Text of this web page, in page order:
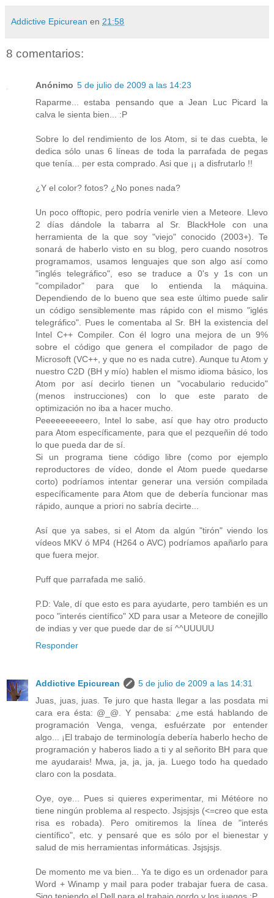
Addictive Epicurean en 21:58
8 comentarios:
Anónimo 5 de julio de 2009 a las 14:23
Raparme... estaba pensando que a Jean Luc Picard la
calva le sienta bien... :P
Sobre lo del rendimiento de los Atom, si te das cuebta, le
dedica sólo unas 6 líneas de toda la parrafada de pegas
que tenía... per esta comprado. Asi que ¡¡ a disfrutarlo !!
¿Y el color? fotos? ¿No pones nada?
Un poco offtopic, pero podría venirle vien a Meteore. Llevo
2 días dándole la tabarra al Sr. BlackHole con una
herramienta de la que soy "viejo" conocido (2003+). Te
sonará de haberlo visto en su blog, pero cuando nosotros
programamos, usamos lenguajes que son algo así como
"inglés telegráfico", eso se traduce a 0's y 1s con un
"compilador" para que lo entienda la máquina.
Dependiendo de lo bueno que sea este último puede salir
un código sensiblemente mas rápido con el mismo "iglés
telegráfico". Pues le comentaba al Sr. BH la existencia del
Intel C++ Compiler. Con él logro una mejora de un 9%
sobre el código que genera el compilador de pago de
Microsoft (VC++, y que no es nada cutre). Aunque tu Atom y
nuestro C2D (BH y mío) hablen el mismo idioma básico, los
Atom por así decirlo tienen un "vocabulario reducido"
(menos instrucciones) con lo que este parato de
optimización no iba a hacer mucho.
Peeeeeeeeeero, Intel lo sabe, así que hay otro producto
para Atom específicamente, para que el pezqueñin dé todo
lo que pueda dar de sí.
Si un programa tiene código libre (como por ejemplo
reproductores de vídeo, donde el Atom puede quedarse
corto) podríamos intentar generar una versión compilada
específicamente para Atom que de debería funcionar mas
rápido, aunque a priori no sabría decirte...
Así que ya sabes, si el Atom da algún "tirón" viendo los
vídeos MKV ó MP4 (H264 o AVC) podríamos apañarlo para
que fuera mejor.
Puff que parrafada me salió.
P.D: Vale, dí que esto es para ayudarte, pero también es un
poco "interés científico" XD para usar a Meteore de conejillo
de indias y ver que puede dar de sí ^^UUUUU
Responder
Addictive Epicurean
5 de julio de 2009 a las 14:31
Juas, juas, juas. Te juro que hasta llegar a las posdata mi
cara era ésta: @_@. Y pensaba: ¿me está hablando de
programación Venga, venga, esfuérzate por entender
algo... ¡El trabajo de terminología debería haberlo hecho de
programación y haberos liado a ti y al señorito BH para que
me ayudarais! Mwa, ja, ja, ja, ja. Luego todo ha quedado
claro con la posdata.
Oye, oye... Pues si quieres experimentar, mi Météore no
tiene ningún problema al respecto. Jsjsjsjs (<=creo que esta
risa es robada). Pero omitiremos la línea de "interés
científico", etc. y pensaré que es sólo por el bienestar y
salud de mis herramientas informáticas. Jsjsjsjs.
De momento me va bien... Ya te digo es un ordenador para
Word + Winamp y mail para poder trabajar fuera de casa.